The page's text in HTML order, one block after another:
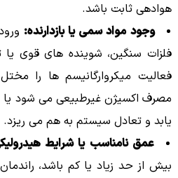
هوادهی ثابت باشد.
وجود مواد سمی یا بازدارنده:
فلزات سنگین، شوینده های قوی یا
فعالیت میکروارگانیسم ها را
مصرف اکسیژن غیرطبیعی می شود
یابد و تعادل سیستم به هم می ریزد.
عمق نامناسب یا شرایط
بیش از حد زیاد یا کم باشد،